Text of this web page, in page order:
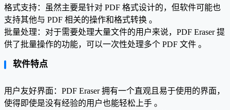
格式支持：虽然主要是针对 PDF 格式设计的，但软件可能也
支持其他与 PDF 相关的操作和格式转换 。
批量处理：对于需要处理大量文件的用户来说，PDF Eraser 提
供了批量操作的功能，可以一次性处理多个 PDF 文件 。
软件特点
用户友好界面：PDF Eraser 拥有一个直观且易于使用的界面，
使得即使是没有经验的用户也能轻松上手 。